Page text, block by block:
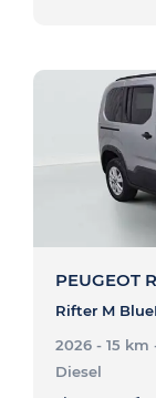
PEUGEOT
2026 - 15 km
Diesel